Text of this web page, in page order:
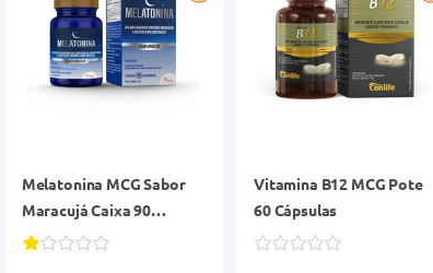
Melatonina MCG Sabor
Maracujá Caixa 90
Cápsulas
Vitamina B12 MCG Pote
60 Cápsulas